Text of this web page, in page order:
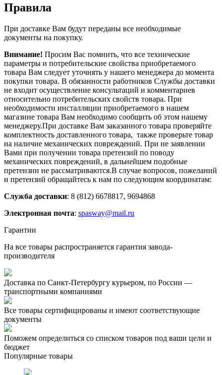
Правила
При доставке Вам будут переданы все необходимые
документы на покупку.
Внимание! Просим Вас помнить, что все технические
параметры и потребительские свойства приобретаемого
товара Вам следует уточнять у нашего менеджера до момента
покупки товара. В обязанности работников Службы доставки
не входит осуществление консультаций и комментариев
относительно потребительских свойств товара. При
необходимости инсталляции приобретаемого в нашем
магазине товара Вам необходимо сообщить об этом нашему
менеджеру.При доставке Вам заказанного товара проверяйте
комплектность доставленного товара, также проверьте товар
на наличие механических повреждений. При не заявлении
Вами при получении товара претензий по поводу
механических повреждений, в дальнейшем подобные
претензии не рассматриваются.В случае вопросов, пожеланий
и претензий обращайтесь к нам по следующим координатам:
Служба доставки: 8 (812) 6678817, 9694868
Электронная почта: spasway@mail.ru
Гарантии
На все товары распространяется гарантия завода-
производителя
Доставка по Санкт-Петербургу курьером, по России —
транспортными компаниями
Все товары сертифицированы и имеют соответствующие
документы
Поможем определиться со списком товаров под ваши цели и
бюджет
Популярные товары